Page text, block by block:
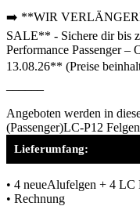
➡️ **WIR
SALE** - Sichere dir bis
Performance Passenger
13.08.26** (Preise
Angeboten werden in
(Passenger)LC-P12 Felgen
Lieferumfang:
• 4 neueAlufelgen + 4 LC
• Rechnung